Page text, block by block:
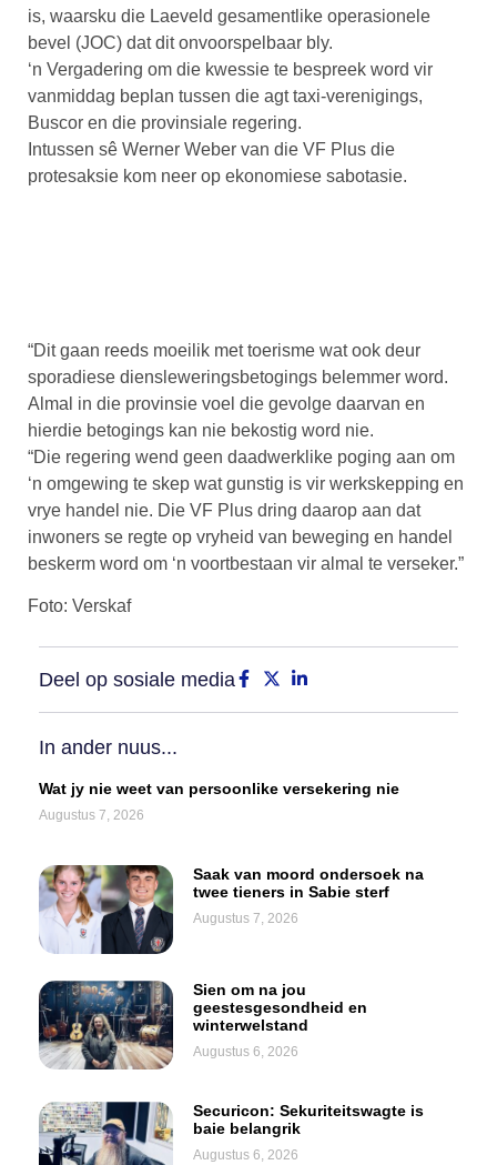
is, waarsku die Laeveld gesamentlike operasionele
bevel (JOC) dat dit onvoorspelbaar bly.
‘n Vergadering om die kwessie te bespreek word vir
vanmiddag beplan tussen die agt taxi-verenigings,
Buscor en die provinsiale regering.
Intussen sê Werner Weber van die VF Plus die
protesaksie kom neer op ekonomiese sabotasie.
“Dit gaan reeds moeilik met toerisme wat ook deur
sporadiese diensleweringsbetogings belemmer word.
Almal in die provinsie voel die gevolge daarvan en
hierdie betogings kan nie bekostig word nie.
“Die regering wend geen daadwerklike poging aan om
‘n omgewing te skep wat gunstig is vir werkskepping en
vrye handel nie. Die VF Plus dring daarop aan dat
inwoners se regte op vryheid van beweging en handel
beskerm word om ‘n voortbestaan vir almal te verseker.”
Foto: Verskaf
Deel op sosiale media
In ander nuus...
Wat jy nie weet van persoonlike versekering nie
Augustus 7, 2026
Saak van moord ondersoek na
twee tieners in Sabie sterf
Augustus 7, 2026
Sien om na jou
geestesgesondheid en
winterwelstand
Augustus 6, 2026
Securicon: Sekuriteitswagte is
baie belangrik
Augustus 6, 2026